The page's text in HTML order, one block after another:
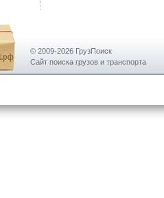
© 2009-2026 ГрузПоиск
Сайт поиска грузов и транспорта